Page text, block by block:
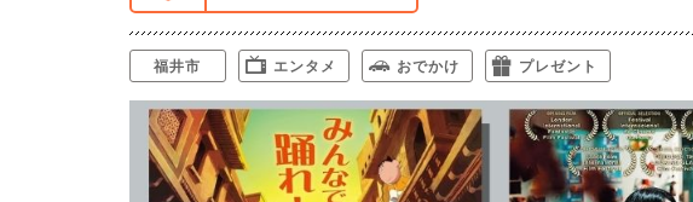
福井市 エンタメ おでかけ プレゼント